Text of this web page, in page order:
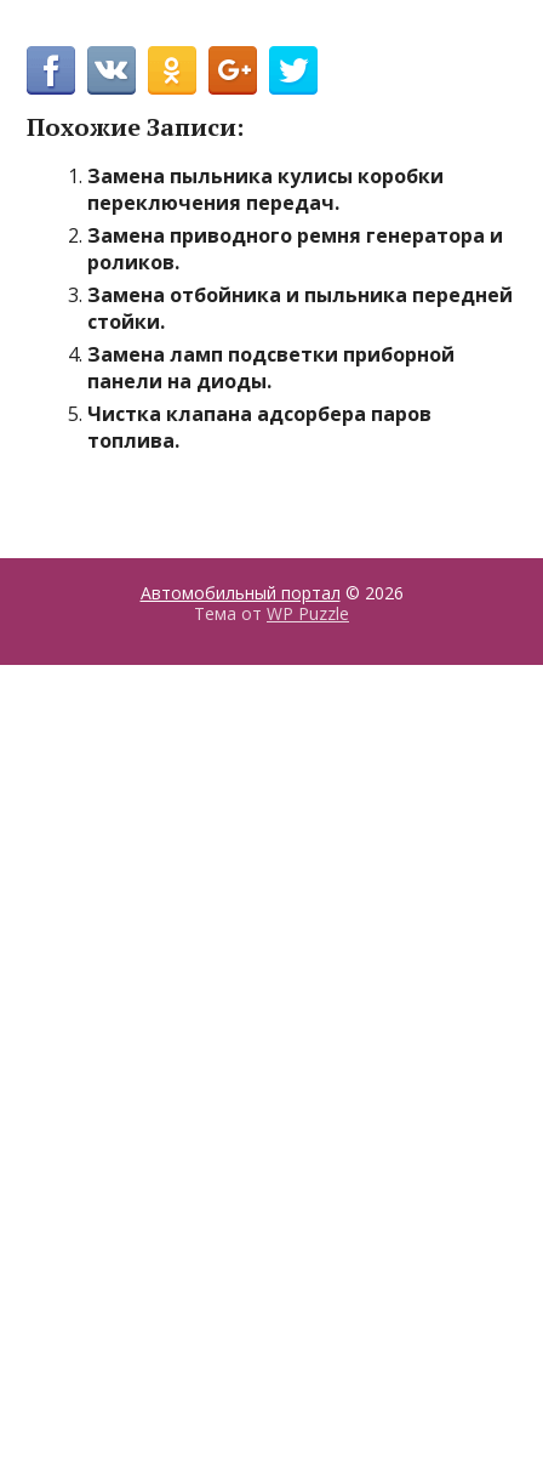
Похожие Записи:
Замена пыльника кулисы коробки
переключения передач.
Замена приводного ремня генератора и
роликов.
Замена отбойника и пыльника передней
стойки.
Замена ламп подсветки приборной
панели на диоды.
Чистка клапана адсорбера паров
топлива.
Автомобильный портал © 2026
Тема от WP Puzzle